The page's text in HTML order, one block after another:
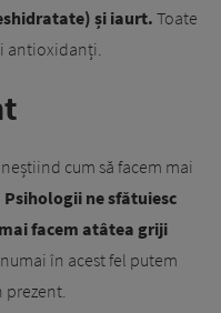
și iaurt. Toate
antioxidanți.
cum să facem mai
Psihologii ne sfătuiesc
facem atâtea griji
în acest fel putem
prezent.